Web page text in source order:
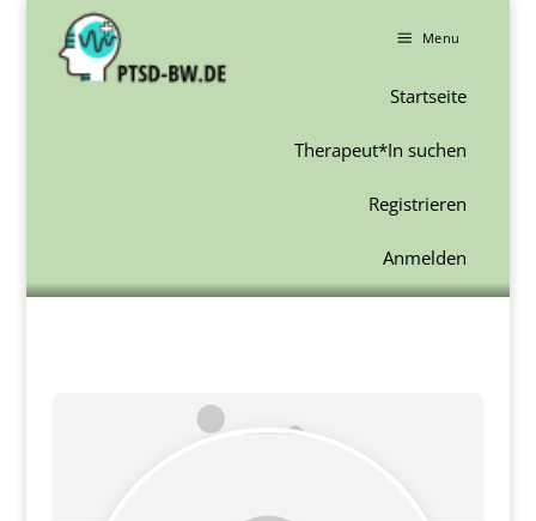
a Menu
Startseite
Therapeut*In suchen
Registrieren
Anmelden